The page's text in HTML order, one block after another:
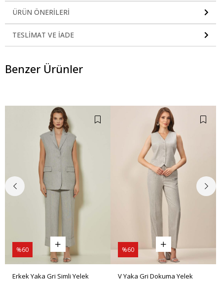
ÜRÜN ÖNERILERI
TESLIMAT VE İADE
Benzer Ürünler
Erkek Yaka Gri Simli Yelek
%60
V Yaka Gri Dokuma Yelek
%60